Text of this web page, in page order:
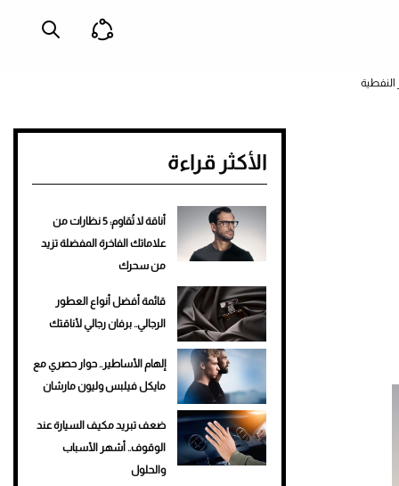
الأكثر قراءة
أناقة لا تُقاوم: 5 نظارات من
علاماتك الفاخرة المفضلة تزيد
من سحرك
قائمة أفضل أنواع العطور
الرجالي.. برفان رجالي لأناقتك
إلهام الأساطير.. حوار حصري مع
مايكل فيلبس وليون مارشان
ضعف تبريد مكيف السيارة عند
الوقوف.. أشهر الأسباب
والحلول